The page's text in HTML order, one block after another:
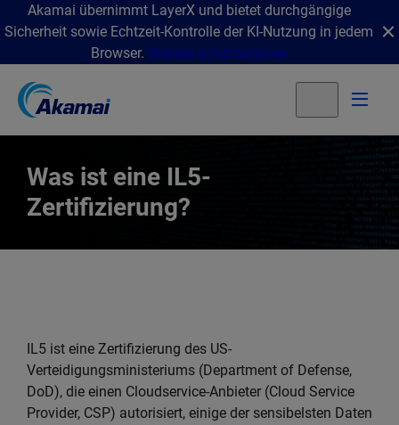
Akamai übernimmt LayerX und bietet durchgängige
Sicherheit sowie Echtzeit-Kontrolle der KI-Nutzung in jedem
Browser. Weitere Informationen
Was ist eine IL5-
Zertifizierung?
IL5 ist eine Zertifizierung des US-
Verteidigungsministeriums (Department of Defense,
DoD), die einen Cloudservice-Anbieter (Cloud Service
Provider, CSP) autorisiert, einige der sensibelsten Daten